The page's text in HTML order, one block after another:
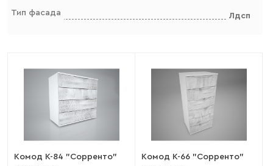
Тип фасада Лдсп
Комод К-84 "Сорренто"
Комод К-66 "Сорренто"